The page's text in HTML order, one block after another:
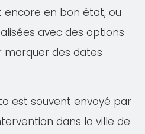
encore en bon état, ou
avec des options
des dates
est souvent envoyé par
dans la ville de